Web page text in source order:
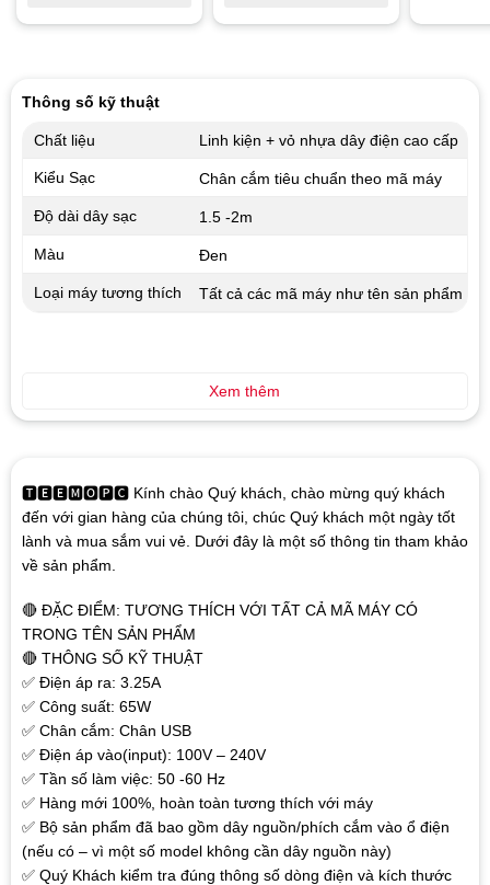
🆃🅴🅴🅼🅾🅿🅲 Kính chào Quý khách, chào mừng quý khách
đến với gian hàng của chúng tôi, chúc Quý khách một ngày tốt
lành và mua sắm vui vẻ. Dưới đây là một số thông tin tham khảo
về sản phẩm.
🔴 ĐẶC ĐIỂM: TƯƠNG THÍCH VỚI TẤT CẢ MÃ MÁY CÓ
TRONG TÊN SẢN PHẨM
🔴 THÔNG SỐ KỸ THUẬT
✅ Điện áp ra: 3.25A
✅ Công suất: 65W
✅ Chân cắm: Chân USB
✅ Điện áp vào(input): 100V – 240V
✅ Tần số làm việc: 50 -60 Hz
✅ Hàng mới 100%, hoàn toàn tương thích với máy
✅ Bộ sản phẩm đã bao gồm dây nguồn/phích cắm vào ổ điện
(nếu có – vì một số model không cần dây nguồn này)
✅ Quý Khách kiểm tra đúng thông số dòng điện và kích thước
Thông số kỹ thuật
Chất liệu Linh kiện + vỏ nhựa dây điện cao cấp
Kiểu Sạc Chân cắm tiêu chuẩn theo mã máy
Độ dài dây sạc 1.5 -2m
Màu Đen
Loại máy tương thích Tất cả các mã máy như tên sản phẩm
Xem thêm